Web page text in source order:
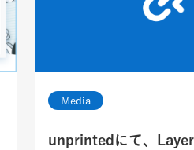
Media
unprintedにて、